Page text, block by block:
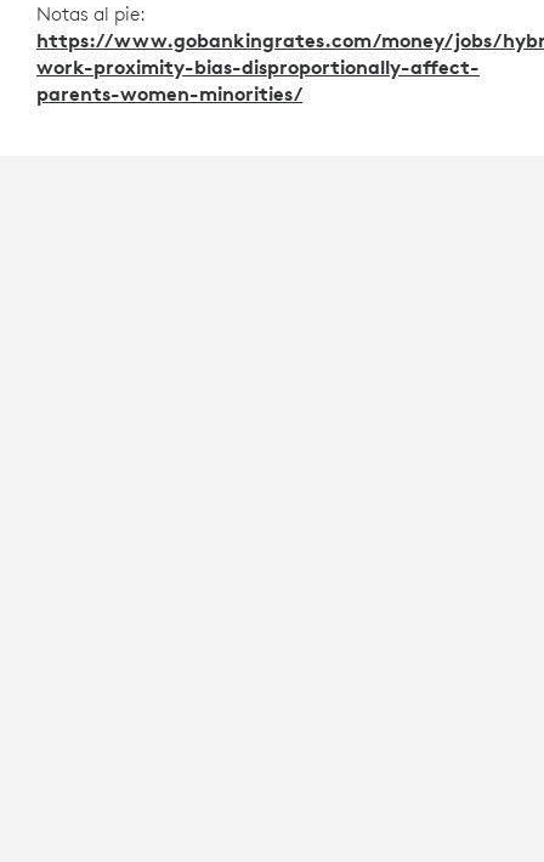
Notas al pie:
https://www.gobankingrates.com/money/jobs/
work-proximity-bias-disproportionally-affect-
parents-women-minorities/